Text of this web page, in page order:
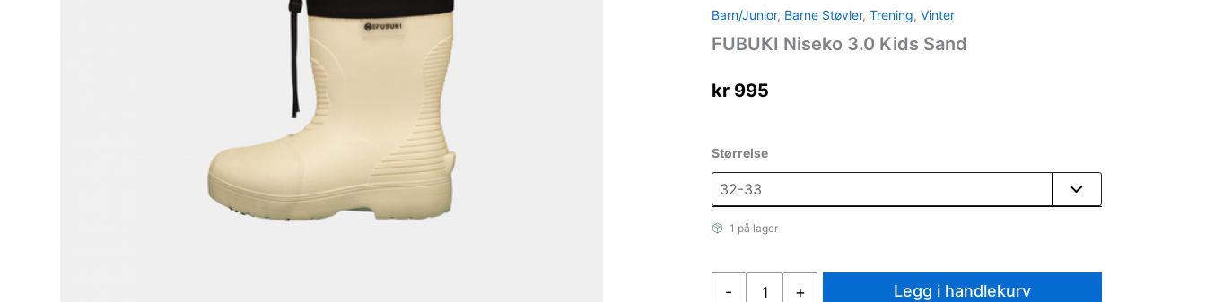
Barn/Junior, Barne Støvler, Trening, Vinter
FUBUKI Niseko 3.0 Kids Sand
kr995
Størrelse
1 på lager
- + Legg i handlekurv